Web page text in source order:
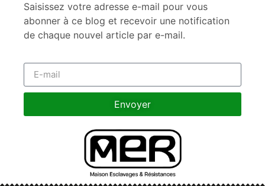
Saisissez votre adresse e-mail pour vous
abonner à ce blog et recevoir une notification
de chaque nouvel article par e-mail.
Envoyer